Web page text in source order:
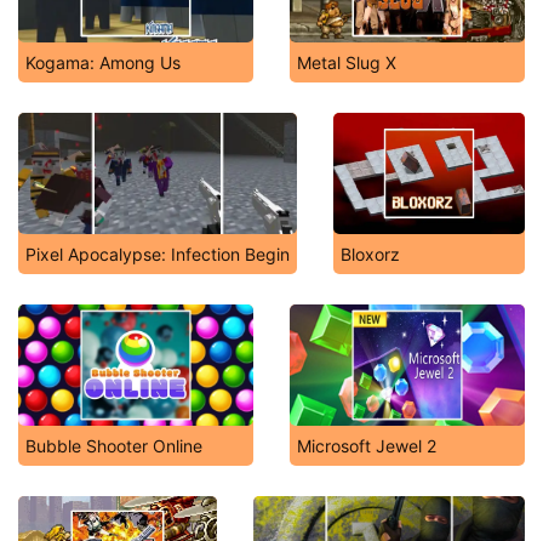
Kogama: Among Us Metal Slug X
Pixel Apocalypse: Infection Begin Bloxorz
Bubble Shooter Online Microsoft Jewel 2